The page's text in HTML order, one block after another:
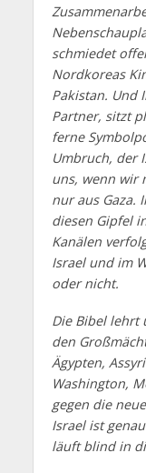
schmiedet
Nordkoreas
Pakistan. Und
Partner, sitzt
ferne
Umbruch, der
uns, wenn wir
nur aus Gaza.
diesen Gipfel
Kanälen
Israel und im
oder nicht.
Die Bibel lehrt
den
Ägypten,
Washington,
gegen die
Israel ist
läuft blind in